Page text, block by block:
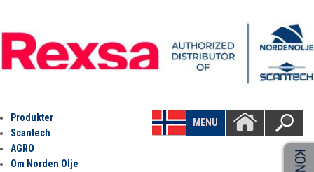
MENU
Produkter
Scantech
AGRO
Om Norden Olje